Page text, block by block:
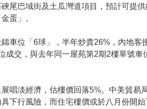
尾巴域街及土瓜灣道項目，預計可提
蛋」。
鑄車位「6球」，半年炒貴26%，內地
成交，與去年同一屋苑第2期2樓單號
展唱淡經濟，估樓價回落5%。中美貿
下行風險，而住宅樓價或於八月份開